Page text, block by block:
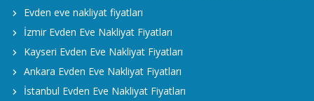
Evden eve nakliyat fiyatları
İzmir Evden Eve Nakliyat Fiyatları
Kayseri Evden Eve Nakliyat Fiyatları
Ankara Evden Eve Nakliyat Fiyatları
İstanbul Evden Eve Nakliyat Fiyatları